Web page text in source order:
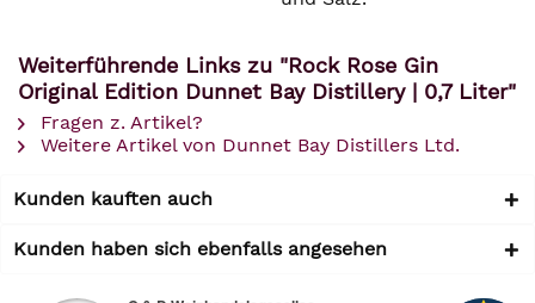
Weiterführende Links zu "Rock Rose Gin
Original Edition Dunnet Bay Distillery | 0,7 Liter"
Fragen z. Artikel?
Weitere Artikel von Dunnet Bay Distillers Ltd.
Kunden kauften auch
Kunden haben sich ebenfalls angesehen